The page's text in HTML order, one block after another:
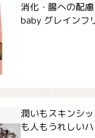
消化・腸への配
baby グレインフ
潤いもスキンシ
も人もうれしい